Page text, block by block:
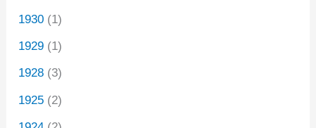
1930 (1)
1929 (1)
1928 (3)
1925 (2)